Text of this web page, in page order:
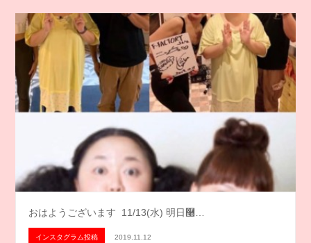
おはようございます️ 11/13(水) 明日࿠…
インスタグラム投稿 2019.11.12